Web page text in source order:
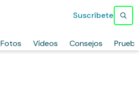
Fotos Vídeos Consejos
Suscríbete